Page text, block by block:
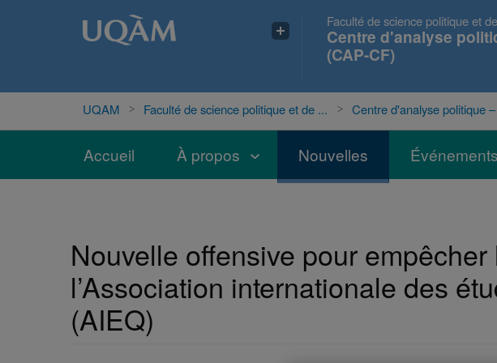
Faculté de science politique et
Centre d'analyse
(CAP-CF)
UQAM Faculté de science politique et de ... Centre d'analyse politique
Accueil À propos Nouvelles Événements
Nouvelle offensive pour
l’Association internationale des
(AIEQ)